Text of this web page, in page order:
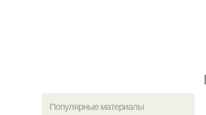
Популярные материалы